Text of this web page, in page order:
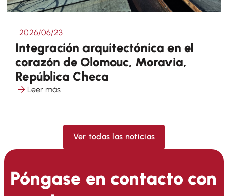
2026/06/23
Integración arquitectónica en el
corazón de Olomouc, Moravia,
República Checa
Leer más
Ver todas las noticias
Póngase en contacto con